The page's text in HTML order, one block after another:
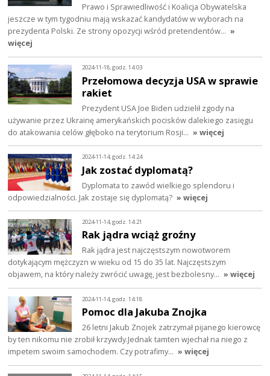
Prawo i Sprawiedliwość i Koalicja Obywatelska
jeszcze w tym tygodniu mają wskazać kandydatów w wyborach na
prezydenta Polski. Ze strony opozycji wśród pretendentów… »
więcej
2024-11-18, godz. 14:03
Przełomowa decyzja USA w sprawie
rakiet
Prezydent USA Joe Biden udzielił zgody na
używanie przez Ukrainę amerykańskich pocisków dalekiego zasięgu
do atakowania celów głęboko na terytorium Rosji… » więcej
2024-11-14, godz. 14:24
Jak zostać dyplomatą?
Dyplomata to zawód wielkiego splendoru i
odpowiedzialności. Jak zostaje się dyplomatą? » więcej
2024-11-14, godz. 14:21
Rak jądra wciąż groźny
Rak jądra jest najczęstszym nowotworem
dotykającym mężczyzn w wieku od 15 do 35 lat. Najczęstszym
objawem, na który należy zwrócić uwagę, jest bezbolesny… » więcej
2024-11-14, godz. 14:18
Pomoc dla Jakuba Znojka
26 letni Jakub Znojek zatrzymał pijanego kierowcę
by ten nikomu nie zrobił krzywdy.Jednak tamten wjechał na niego z
impetem swoim samochodem. Czy potrafimy… » więcej